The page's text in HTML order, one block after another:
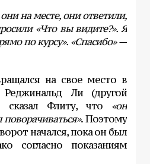
на месте, они ответили,
«Что вы видите?». Я
по курсу». «Спасибо» —
на свое место в
Ли (другой
сказал Флиту, что «он
. Поэтому
начался, пока он был
согласно показаниям